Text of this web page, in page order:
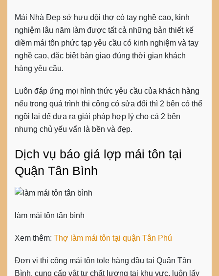
Mái Nhà Đẹp sở hưu đội thợ có tay nghề cao, kinh
nghiệm lâu năm làm được tất cả những bản thiết kế
diềm mái tôn phức tạp yêu cầu có kinh nghiệm và tay
nghề cao, đặc biệt bàn giao đúng thời gian khách
hàng yêu cầu.
Luôn đáp ứng mọi hình thức yêu cầu của khách hàng
nếu trong quá trình thi công có sửa đổi thì 2 bên có thể
ngồi lại để đưa ra giải pháp hợp lý cho cả 2 bên
nhưng chủ yếu vẩn là bền và đẹp.
Dịch vụ báo giá lợp mái tôn tại
Quận Tân Bình
làm mái tôn tân bình
Xem thêm: Thợ làm mái tôn tại quận Tân Phú
Đơn vị thi công mái tôn tole hàng đầu tại Quận Tân
Bình, cung cấp vật tư chất lượng tại khu vực, luôn lấy